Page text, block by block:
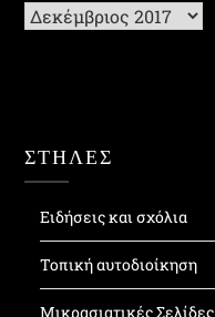
Ιστορικό
ΣΤΗΛΕΣ
Ειδήσεις και σχόλια
Τοπική αυτοδιοίκηση
Μικρασιατικές Σελίδες